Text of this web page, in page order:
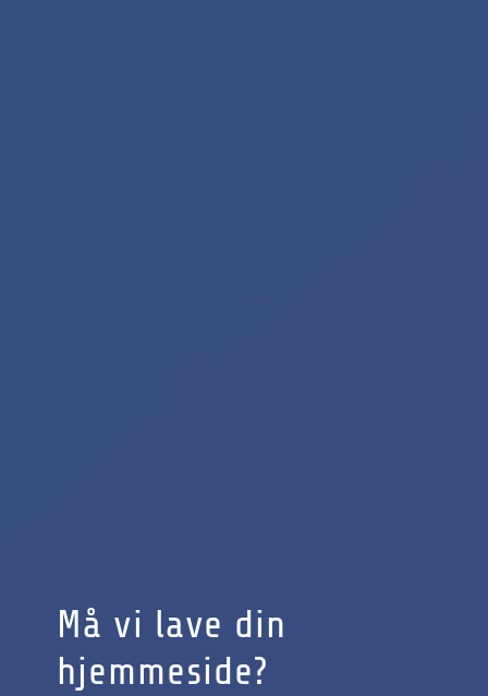
Må vi lave din
hjemmeside?